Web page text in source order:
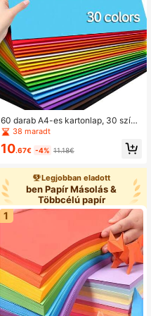
60 darab A4-es kartonlap, 30 színű
kézműves színes kemény papír, okt
atási anyagok gyerekeknek és diák
oknak, papír tanulási kellékek, iskol
38 maradt
10.67€ -4% 11.18€
Legjobban eladott
ben Papír Másolás &
Többcélú papír
1